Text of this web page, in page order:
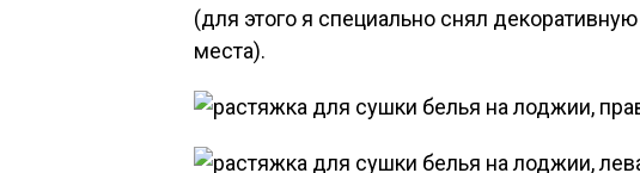
(для этого я специально снял декоративную
места).